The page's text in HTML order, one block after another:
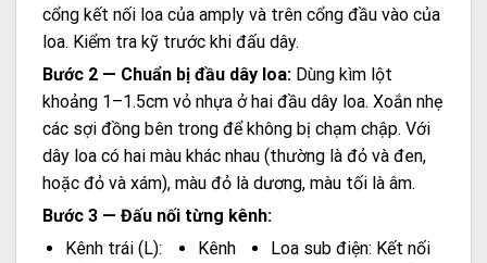
cổng kết nối loa của amply và trên cổng đầu vào của
loa. Kiểm tra kỹ trước khi đấu dây.
Bước 2 — Chuẩn bị đầu dây loa: Dùng kìm lột
khoảng 1–1.5cm vỏ nhựa ở hai đầu dây loa. Xoắn nhẹ
các sợi đồng bên trong để không bị chạm chập. Với
dây loa có hai màu khác nhau (thường là đỏ và đen,
hoặc đỏ và xám), màu đỏ là dương, màu tối là âm.
Bước 3 — Đấu nối từng kênh:
Kênh trái (L):
Kênh
Loa sub điện: Kết nối